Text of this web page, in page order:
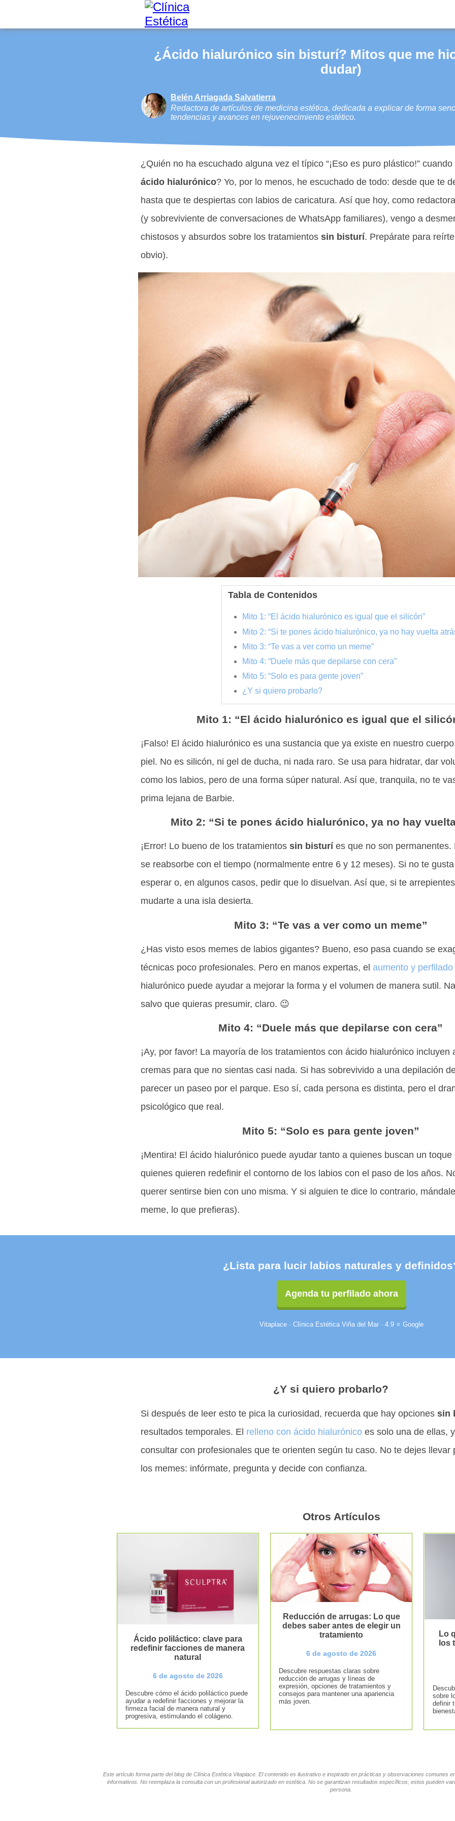
¿Ácido hialurónico sin bisturí? Mitos que me
dudar)
Belén Arriagada Salvatierra
Redactora de artículos de medicina estética, dedicada a explicar de forma
tendencias y avances en rejuvenecimiento estético.
¿Quién no ha escuchado alguna vez el típico “¡Eso es puro plástico!”
ácido hialurónico? Yo, por lo menos, he escuchado de todo: desde que te
hasta que te despiertas con labios de caricatura. Así que hoy, como
(y sobreviviente de conversaciones de WhatsApp familiares), vengo a
chistosos y absurdos sobre los tratamientos sin bisturí. Prepárate para
obvio).
Tabla de Contenidos
Mito 1: “El ácido hialurónico es igual que el silicón”
Mito 2: “Si te pones ácido hialurónico, ya no hay vuelta
Mito 3: “Te vas a ver como un meme”
Mito 4: “Duele más que depilarse con cera”
Mito 5: “Solo es para gente joven”
¿Y si quiero probarlo?
Mito 1: “El ácido hialurónico es igual que el
¡Falso! El ácido hialurónico es una sustancia que ya existe en nuestro
piel. No es silicón, ni gel de ducha, ni nada raro. Se usa para hidratar, dar
como los labios, pero de una forma súper natural. Así que, tranquila, no te
prima lejana de Barbie.
Mito 2: “Si te pones ácido hialurónico, ya no hay
¡Error! Lo bueno de los tratamientos sin bisturíes que no son permanentes.
se reabsorbe con el tiempo (normalmente entre 6 y 12 meses). Si no te
esperar o, en algunos casos, pedir que lo disuelvan. Así que, si te
mudarte a una isla desierta.
Mito 3: “Te vas a ver como un meme”
¿Has visto esos memes de labios gigantes? Bueno, eso pasa cuando se
técnicas poco profesionales. Pero en manos expertas, el aumento y
hialurónico puede ayudar a mejorar la forma y el volumen de manera sutil.
salvo que quieras presumir, claro. 😉
Mito 4: “Duele más que depilarse con cera”
¡Ay, por favor! La mayoría de los tratamientos con ácido hialurónico incluyen
cremas para que no sientas casi nada. Si has sobrevivido a una depilación
parecer un paseo por el parque. Eso sí, cada persona es distinta, pero el
psicológico que real.
Mito 5: “Solo es para gente joven”
¡Mentira! El ácido hialurónico puede ayudar tanto a quienes buscan un
quienes quieren redefinir el contorno de los labios con el paso de los años.
querer sentirse bien con uno misma. Y si alguien te dice lo contrario,
meme, lo que prefieras).
¿Lista para lucir labios naturales y
Agenda tu perfilado ahora
Vitaplace · Clínica Estética Viña del Mar · 4.9 ⭐ Google
¿Y si quiero probarlo?
Si después de leer esto te pica la curiosidad, recuerda que hay opciones sin
resultados temporales. El relleno con ácido hialurónicoes solo una de ellas,
consultar con profesionales que te orienten según tu caso. No te dejes llevar
los memes: infórmate, pregunta y decide con confianza.
Otros Artículos
Ácido poliláctico: clave para
redefinir facciones de manera
natural
6 de agosto de 2026
Descubre cómo el ácido poliláctico puede
ayudar a redefinir facciones y mejorar la
firmeza facial de manera natural y
progresiva, estimulando el colágeno.
Reducción de arrugas: Lo que
debes saber antes de elegir un
tratamiento
6 de agosto de 2026
Descubre respuestas claras sobre
reducción de arrugas y líneas de
expresión, opciones de tratamientos y
consejos para mantener una apariencia
más joven.
Lo
los
sobre
definir
Este artículo forma parte del blog de Clínica Estética Vitaplace. El contenido es ilustrativo e inspirado en prácticas y observaciones comunes
informativos. No reemplaza la consulta con un profesional autorizado en estética. No se garantizan resultados específicos; estos pueden
persona.